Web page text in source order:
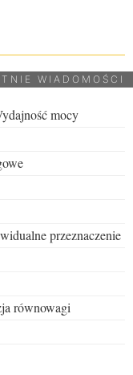
WIADOMOŚCI
mocy
przeznaczenie
równowagi